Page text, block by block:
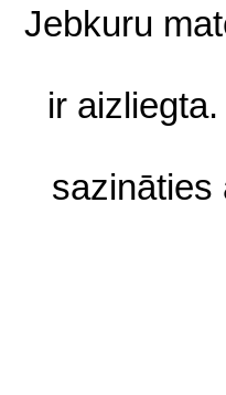
Jebkuru
ir
sazināties